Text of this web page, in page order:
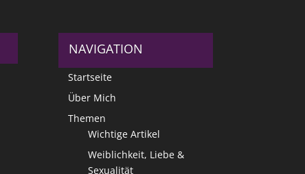
NAVIGATION
Startseite
Über Mich
Themen
Wichtige Artikel
Weiblichkeit, Liebe &
Sexualität